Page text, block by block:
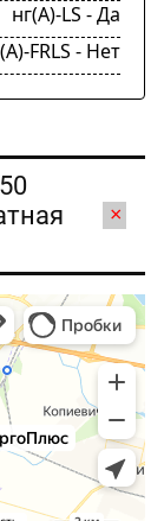
нг(А)-LS - Да
FRLS - Нет
×